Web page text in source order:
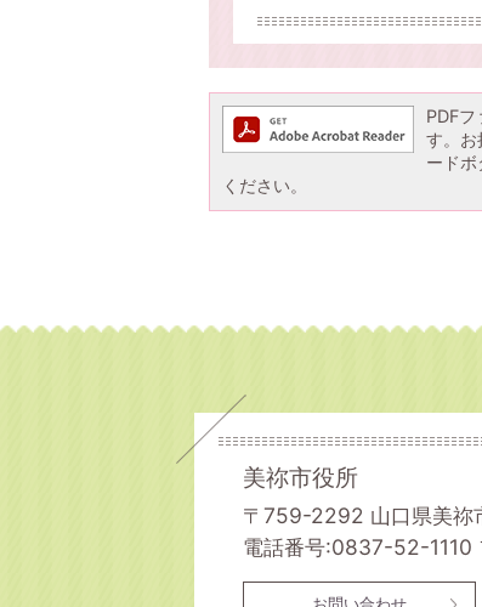
PDF
す。
ード
ください。
美祢市役所
〒759-2292 山口県美祢
電話番号:0837-52-1110
お問い合わせ